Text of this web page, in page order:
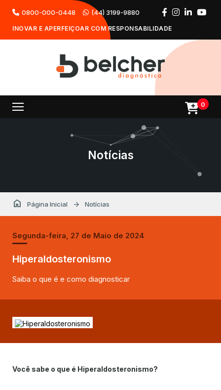
0800-000-0448 (44) 3199-9880
INOVAR E APERFEIÇOAR COM RESPONSABILIDADE
0
Notícias
home Página Inicial arrow_forward Notícias
Segunda-feira, 27 de Maio de 2024
Hiperaldosteronismo
Saiba o que é e como diagnosticar
Você sabe o que é Hiperaldosteronismo?